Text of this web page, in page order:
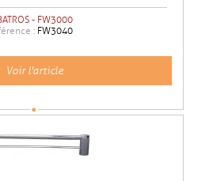
- FW3000
: FW3040
Voir l'article